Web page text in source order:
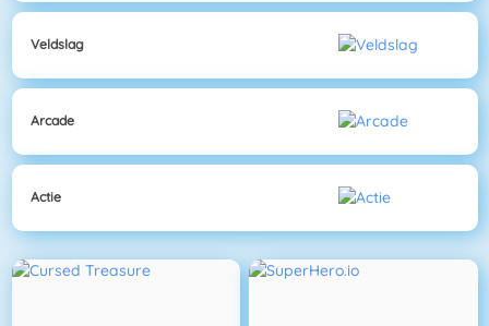
Veldslag
Arcade
Actie